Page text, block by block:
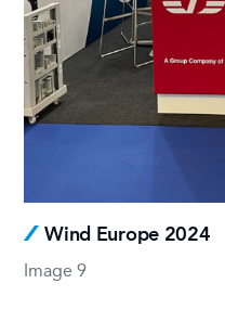
Wind Europe 2024
Image 9